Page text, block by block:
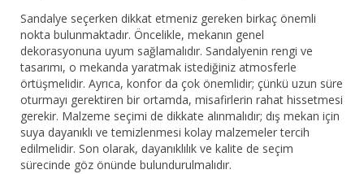
Sandalye seçerken dikkat etmeniz gereken birkaç önemli
nokta bulunmaktadır. Öncelikle, mekanın genel
dekorasyonuna uyum sağlamalıdır. Sandalyenin rengi ve
tasarımı, o mekanda yaratmak istediğiniz atmosferle
örtüşmelidir. Ayrıca, konfor da çok önemlidir; çünkü uzun süre
oturmayı gerektiren bir ortamda, misafirlerin rahat hissetmesi
gerekir. Malzeme seçimi de dikkate alınmalıdır; dış mekan için
suya dayanıklı ve temizlenmesi kolay malzemeler tercih
edilmelidir. Son olarak, dayanıklılık ve kalite de seçim
sürecinde göz önünde bulundurulmalıdır.